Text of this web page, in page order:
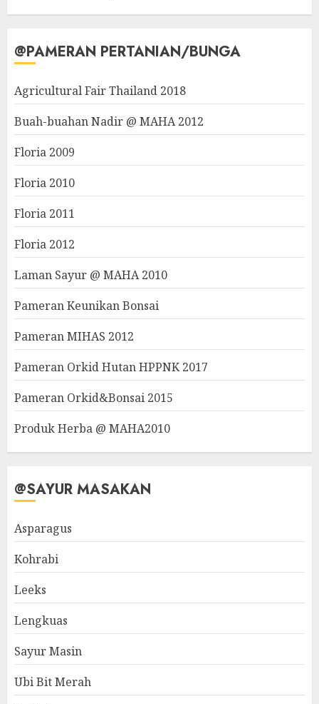
@PAMERAN PERTANIAN/BUNGA
Agricultural Fair Thailand 2018
Buah-buahan Nadir @ MAHA 2012
Floria 2009
Floria 2010
Floria 2011
Floria 2012
Laman Sayur @ MAHA 2010
Pameran Keunikan Bonsai
Pameran MIHAS 2012
Pameran Orkid Hutan HPPNK 2017
Pameran Orkid&Bonsai 2015
Produk Herba @ MAHA2010
@SAYUR MASAKAN
Asparagus
Kohrabi
Leeks
Lengkuas
Sayur Masin
Ubi Bit Merah